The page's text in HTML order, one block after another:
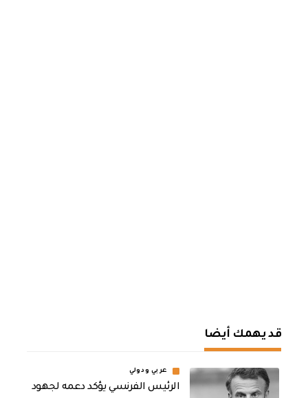
قد يهمك أيضا
عربي ودولي
الرئيس الفرنسي يؤكد دعمه لجهود